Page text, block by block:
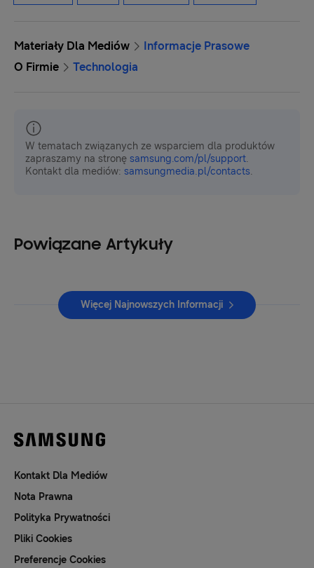
Materiały Dla Mediów
Informacje Prasowe
O Firmie
Technologia
W tematach związanych ze wsparciem dla produktów
zapraszamy na stronę samsung.com/pl/support.
Kontakt dla mediów: samsungmedia.pl/contacts.
Powiązane Artykuły
Więcej Najnowszych Informacji
Kontakt Dla Mediów
Nota Prawna
Polityka Prywatności
Pliki Cookies
Preferencje Cookies